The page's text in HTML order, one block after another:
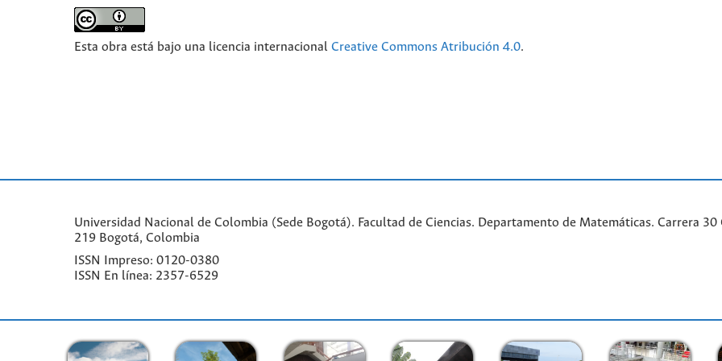
Esta obra está bajo una licencia internacional Creative Commons Atribución 4.0.
Universidad Nacional de Colombia (Sede Bogotá). Facultad de Ciencias. Departamento de Matemáticas. Carrera
219 Bogotá, Colombia
ISSN Impreso: 0120-0380
ISSN En línea: 2357-6529